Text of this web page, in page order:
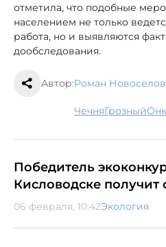
отметила, что подобные
населением не только
работа, но и выявляются
дообследования.
Автор:Роман Новоселов
Чечня Грозный
Победитель
Кисловодске получит
06 февраля, 10:42Экология